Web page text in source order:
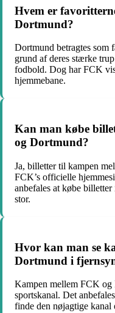
Hvem er
Dortmund?
Dortmund betragtes som
grund af deres stærke
fodbold. Dog har FCK
hjemmebane.
Kan man købe
og Dortmund?
Ja, billetter til kampen
FCK’s officielle
anbefales at købe
stor.
Hvor kan man se
Dortmund i
Kampen mellem FCK
sportskanal. Det
finde den nøjagtige kanal